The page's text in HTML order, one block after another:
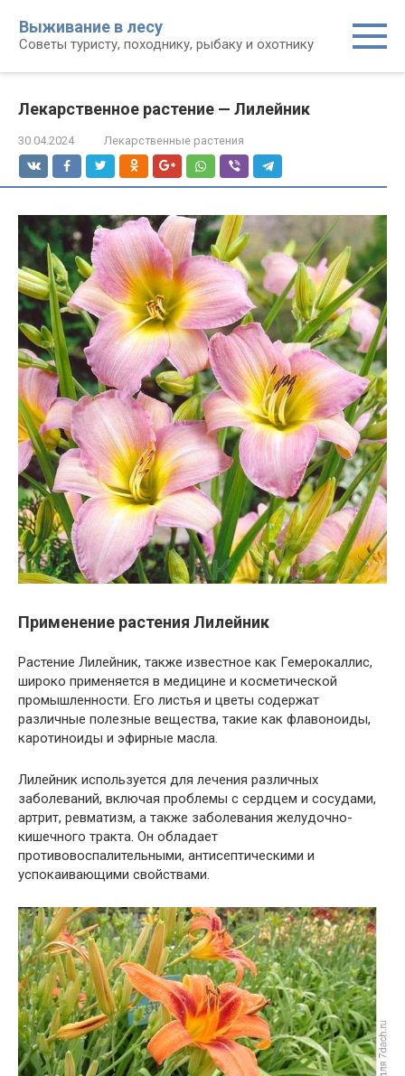
контенту
Выживание в лесу
Советы туристу, походнику, рыбаку и охотнику
Лекарственное растение — Лилейник
30.04.2024 Лекарственные растения
Применение растения Лилейник
Растение Лилейник, также известное как Гемерокаллис,
широко применяется в медицине и косметической
промышленности. Его листья и цветы содержат
различные полезные вещества, такие как флавоноиды,
каротиноиды и эфирные масла.
Лилейник используется для лечения различных
заболеваний, включая проблемы с сердцем и сосудами,
артрит, ревматизм, а также заболевания желудочно-
кишечного тракта. Он обладает
противовоспалительными, антисептическими и
успокаивающими свойствами.